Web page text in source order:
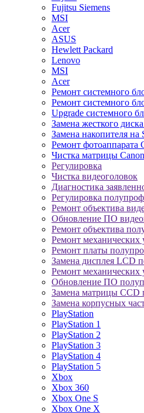
Fujitsu Siemens
MSI
Acer
ASUS
Hewlett Packard
Lenovo
MSI
Acer
Ремонт системного
Ремонт системного
Upgrade системного
Замена жесткого
Замена накопителя на
Ремонт фотоаппарата
Чистка матрицы
Регулировка
Чистка видеоголовок
Диагностика
Регулировка
Ремонт объектива
Обновление ПО
Ремонт объектива
Ремонт механических
Ремонт платы
Замена дисплея LCD
Ремонт механических
Обновление ПО
Замена матрицы CCD
Замена корпусных
PlayStation
PlayStation 1
PlayStation 2
PlayStation 3
PlayStation 4
PlayStation 5
Xbox
Xbox 360
Xbox One S
Xbox One X